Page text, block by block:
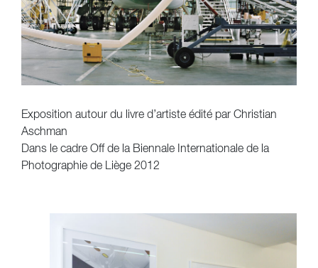
Exposition autour du livre d’artiste édité par Christian
Aschman
Dans le cadre Off de la Biennale Internationale de la
Photographie de Liège 2012